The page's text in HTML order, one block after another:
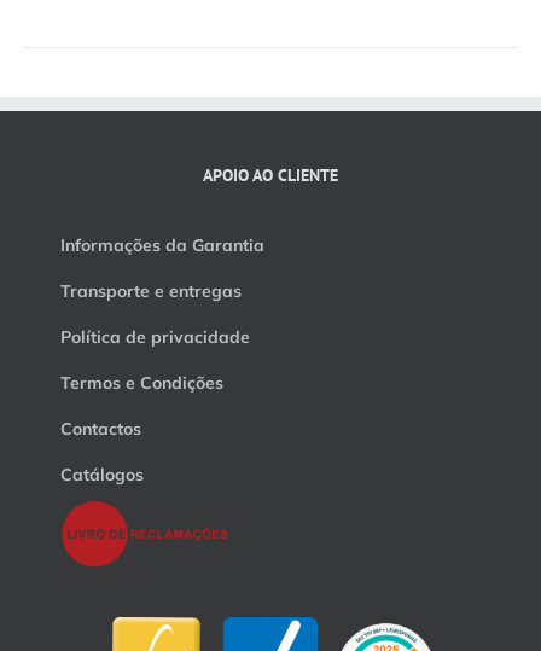
APOIO AO CLIENTE
Informações da Garantia
Transporte e entregas
Política de privacidade
Termos e Condições
Contactos
Catálogos